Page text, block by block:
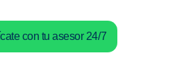
con tu asesor 24/7